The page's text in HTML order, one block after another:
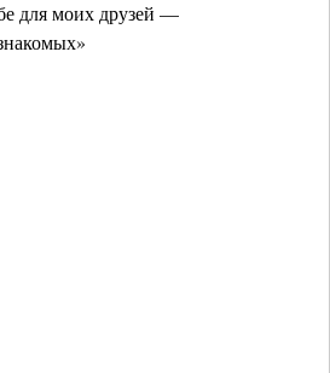
для моих друзей —